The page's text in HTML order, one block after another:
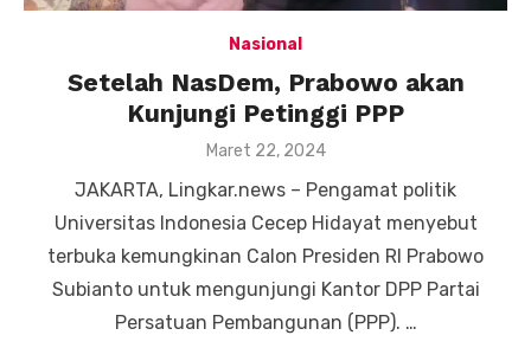
Nasional
Setelah NasDem, Prabowo akan
Kunjungi Petinggi PPP
Posted
Maret 22, 2024
JAKARTA, Lingkar.news – Pengamat politik
Universitas Indonesia Cecep Hidayat menyebut
terbuka kemungkinan Calon Presiden RI Prabowo
Subianto untuk mengunjungi Kantor DPP Partai
Persatuan Pembangunan (PPP). …